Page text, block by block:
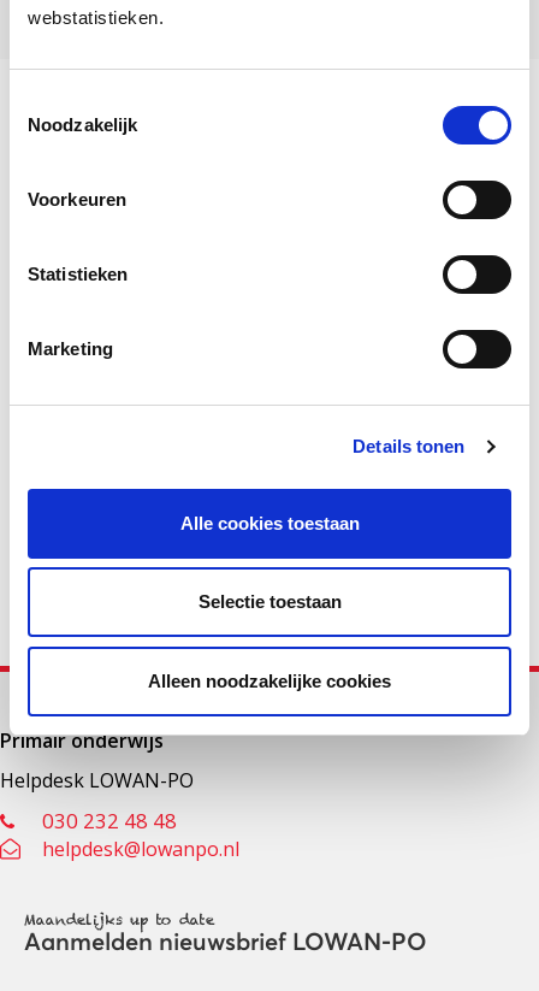
webstatistieken.
Noodzakelijk
Voorkeuren
Statistieken
Marketing
Details tonen
Alle cookies toestaan
Selectie toestaan
Alleen noodzakelijke cookies
Vragenlijst over onderwijs
aan nieuwkomers in de
worden ingevuld. Eind november delen we de
resultaten van het onderzoek via onze nieuwsbrief,
LinkedIn
Primair onderwijs
Helpdesk LOWAN-PO
030 232 48 48
helpdesk@lowanpo.nl
Maandelijks up to date
Aanmelden nieuwsbrief LOWAN-PO